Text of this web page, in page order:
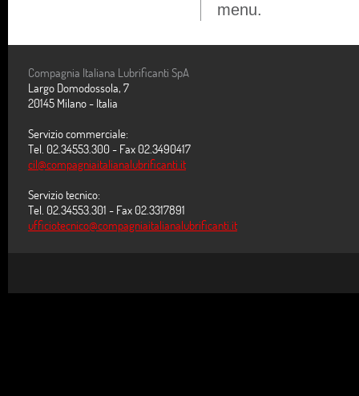
menu.
Compagnia Italiana Lubrificanti SpA
Largo Domodossola, 7
20145 Milano - Italia
Servizio commerciale:
Tel. 02.34553.300 - Fax 02.3490417
cil@compagniaitalianalubrificanti.it
Servizio tecnico:
Tel. 02.34553.301 - Fax 02.3317891
ufficiotecnico@compagniaitalianalubrificanti.it